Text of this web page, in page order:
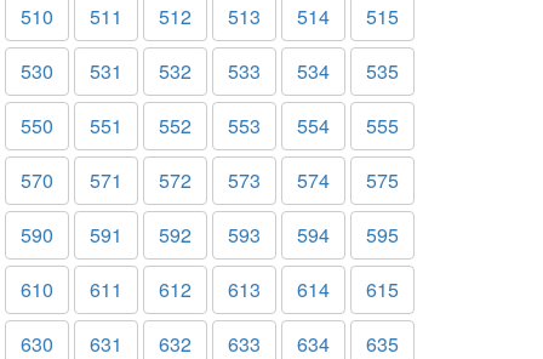
510
511 512 513 514
515
530
531 532 533 534
535
550
551 552 553 554
555
570
571 572 573 574
575
590
591 592 593 594
595
610
611 612 613 614
615
630
631 632 633 634
635